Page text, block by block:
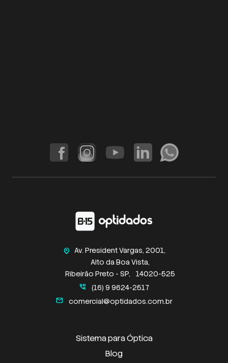
home_pin
Av. President Vargas, 2001,
Alto da Boa Vista,
Ribeirão Preto - SP,
14020-525
perm_phone_msg (16) 9 9624-2517
mail comercial@optidados.com.br
Sistema para Óptica
Blog